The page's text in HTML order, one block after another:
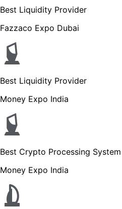
Best Liquidity Provider
Fazzaco Expo Dubai
Best Liquidity Provider
Money Expo India
Best Crypto Processing System
Money Expo India